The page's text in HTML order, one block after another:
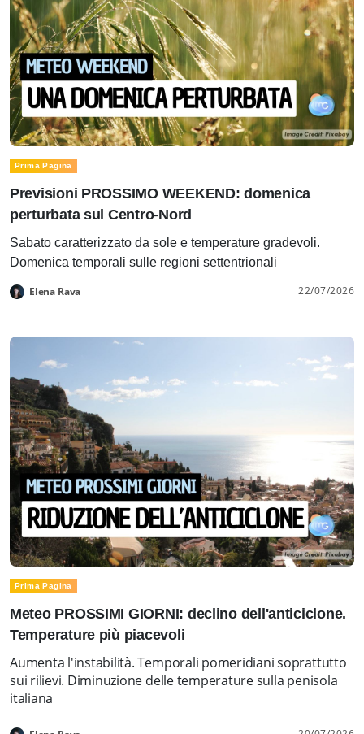
Prima Pagina
Previsioni PROSSIMO WEEKEND: domenica
perturbata sul Centro-Nord
Sabato caratterizzato da sole e temperature gradevoli.
Domenica temporali sulle regioni settentrionali
Elena Rava 22/07/2026
Prima Pagina
Meteo PROSSIMI GIORNI: declino dell'anticiclone.
Temperature più piacevoli
Aumenta l'instabilità. Temporali pomeridiani soprattutto
sui rilievi. Diminuzione delle temperature sulla penisola
italiana